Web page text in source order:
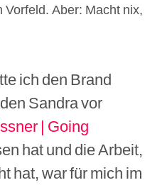
Aber: Macht nix,
ich den Brand
Sandra vor
| Going
hat und die Arbeit,
hat, war für mich im